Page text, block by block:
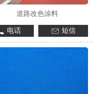
道路改色涂料
电话 短信